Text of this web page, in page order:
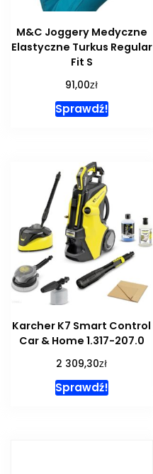
M&C Joggery Medyczne
Elastyczne Turkus Regular
Fit S
91,00zł
Sprawdź!
Karcher K7 Smart Control
Car & Home 1.317-207.0
2 309,30zł
Sprawdź!